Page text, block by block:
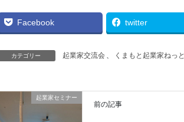
Facebook twitter
カテゴリー 起業家交流会 くまもと起業家ねっと
起業家セミナー
前の記事